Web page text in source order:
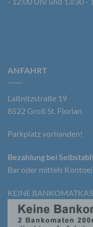
ANFAHRT
Laßnitzstraße 19
8522 Groß St. Florian
Parkplatz vorhanden!
Bezahlung bei
Bar oder mittels
KEINE
Verarbeitung ist
oder jede solche
Zusammenhang
wie das Erheben,
Veränderung, das
Verbreitung oder
Bereitstellung, den
die
d)